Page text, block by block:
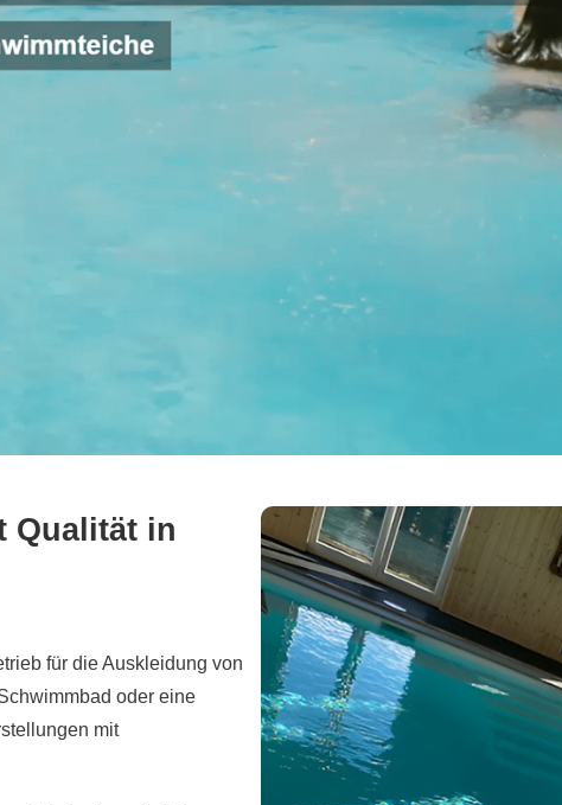
Qualität in
für die Auskleidung von
oder eine
mit